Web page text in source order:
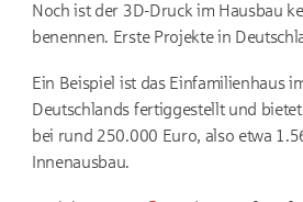
Noch ist der 3D-Druck im Hausbau
benennen. Erste Projekte in
Ein Beispiel ist das Einfamilienhaus
Deutschlands fertiggestellt und
bei rund 250.000 Euro, also etwa
Innenausbau.